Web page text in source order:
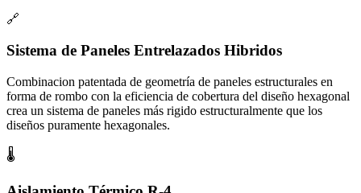
🔗
Sistema de Paneles Entrelazados Hibridos
Combinacion patentada de geometría de paneles estructurales en
forma de rombo con la eficiencia de cobertura del diseño hexagonal
crea un sistema de paneles más rigido estructuralmente que los
diseños puramente hexagonales.
🌡️